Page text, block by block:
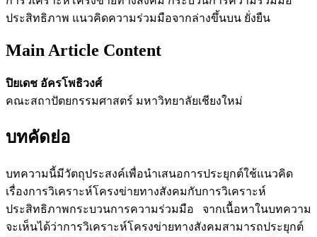
ประสิทธิภาพ แนวคิดความร่วมมือจากล่างขึ้นบน ยั่งยืน
Main Article Content
ปิยเดช อัครโพธิวงศ์
คณะสถาปัตยกรรมศาสตร์ มหาวิทยาลัยเชียงใหม่
บทคัดย่อ
บทความนี้มีวัตถุประสงค์เพื่อนำเสนอการประยุกต์ใช้แนวคิด
เรื่องการวิเคราะห์โครงข่ายทางสังคมกับการวิเคราะห์
ประสิทธิภาพกระบวนการความร่วมมือ จากเนื้อหาในบทความ
จะเห็นได้ว่าการวิเคราะห์โครงข่ายทางสังคมสามารถประยุกต์